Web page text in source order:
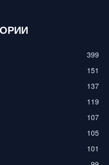
399
151
137
119
107
105
101